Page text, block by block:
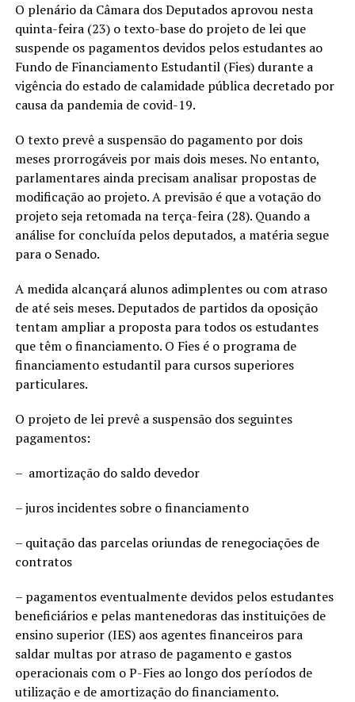
O plenário da Câmara dos Deputados aprovou nesta
quinta-feira (23) o texto-base do projeto de lei que
suspende os pagamentos devidos pelos estudantes ao
Fundo de Financiamento Estudantil (Fies) durante a
vigência do estado de calamidade pública decretado por
causa da pandemia de covid-19.
O texto prevê a suspensão do pagamento por dois
meses prorrogáveis por mais dois meses. No entanto,
parlamentares ainda precisam analisar propostas de
modificação ao projeto. A previsão é que a votação do
projeto seja retomada na terça-feira (28). Quando a
análise for concluída pelos deputados, a matéria segue
para o Senado.
A medida alcançará alunos adimplentes ou com atraso
de até seis meses. Deputados de partidos da oposição
tentam ampliar a proposta para todos os estudantes
que têm o financiamento. O Fies é o programa de
financiamento estudantil para cursos superiores
particulares.
O projeto de lei prevê a suspensão dos seguintes
pagamentos:
– amortização do saldo devedor
– juros incidentes sobre o financiamento
– quitação das parcelas oriundas de renegociações de
contratos
– pagamentos eventualmente devidos pelos estudantes
beneficiários e pelas mantenedoras das instituições de
ensino superior (IES) aos agentes financeiros para
saldar multas por atraso de pagamento e gastos
operacionais com o P-Fies ao longo dos períodos de
utilização e de amortização do financiamento.